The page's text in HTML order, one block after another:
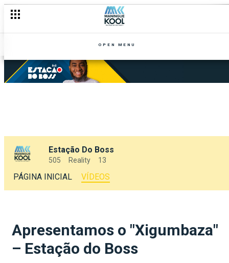
OPEN MENU
Estação Do Boss
505 Reality 13
PÁGINA INICIAL VÍDEOS
Apresentamos o "Xigumbaza"
– Estação do Boss